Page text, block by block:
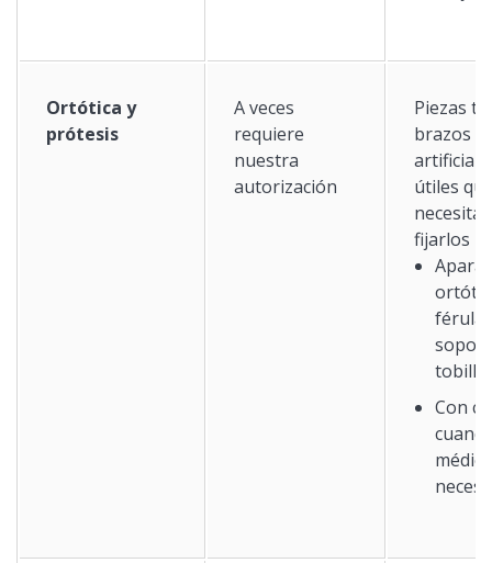
Ortótica y
prótesis
A veces
requiere
nuestra
autorización
Piezas
brazos
útiles
fijarlos
tobillo
Con